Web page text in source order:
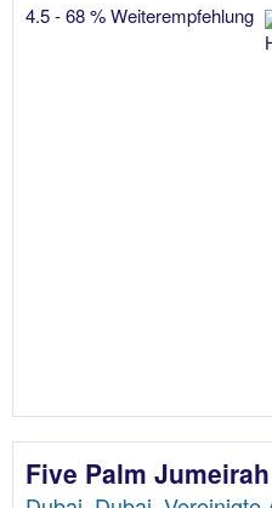
4.5 - 68 % Weiterempfehlung
Five Palm